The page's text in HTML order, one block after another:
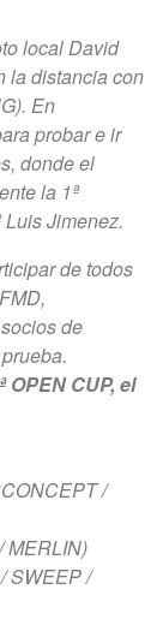
local David
la distancia con
En
probar e ir
donde el
la 1ª
Jimenez.
de todos
de
CUP, el
/
MERLIN)
SWEEP /